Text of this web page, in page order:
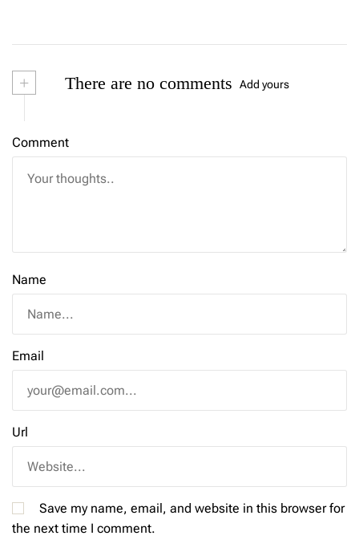
+ There are no comments Add yours
Comment
Name
Email
Url
Save my name, email, and website in this browser for
the next time I comment.